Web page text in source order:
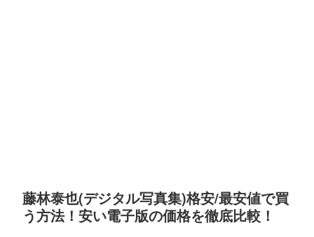
藤林泰也(デジタル写真集)格安/最安値で買
う方法！安い電子版の価格を徹底比較！